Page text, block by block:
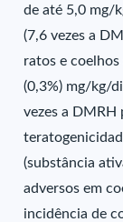
de até 5,0 mg/
(7,6 vezes a
ratos e coelhos
(0,3%) mg/kg/
vezes a DMRH
(substância
adversos em
incidência de